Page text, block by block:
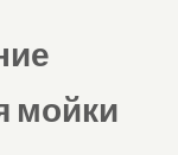
мойки